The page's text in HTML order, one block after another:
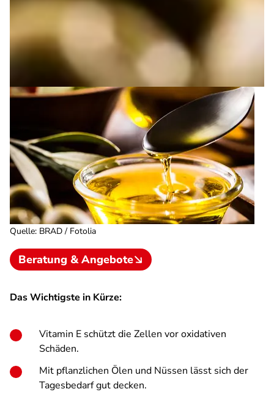
Quelle: BRAD / Fotolia
Beratung & Angebote
Das Wichtigste in Kürze:
Vitamin E schützt die Zellen vor oxidativen
Schäden.
Mit pflanzlichen Ölen und Nüssen lässt sich der
Tagesbedarf gut decken.